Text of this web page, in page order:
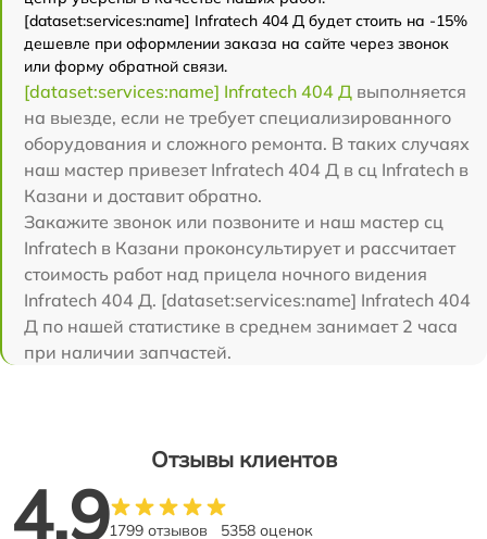
[dataset:services:name] Infratech 404 Д будет стоить на -15%
дешевле при оформлении заказа на сайте через звонок
или форму обратной связи.
[dataset:services:name] Infratech 404 Д выполняется
на выезде, если не требует специализированного
оборудования и сложного ремонта. В таких случаях
наш мастер привезет Infratech 404 Д в сц Infratech в
Казани и доставит обратно.
Закажите звонок или позвоните и наш мастер сц
Infratech в Казани проконсультирует и рассчитает
стоимость работ над прицела ночного видения
Infratech 404 Д. [dataset:services:name] Infratech 404
Д по нашей статистике в среднем занимает 2 часа
при наличии запчастей.
Отзывы клиентов
4.91799 отзывов 5358 оценок